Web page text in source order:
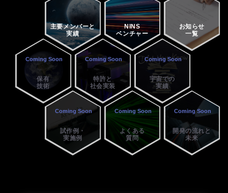
主要メンバーと
実績
NINS
ベンチャー
お知らせ
一覧
保有
技術
特許と
社会実装
宇宙での
実績
試作例・
実施例
よくある
質問
開発の流れと
未来